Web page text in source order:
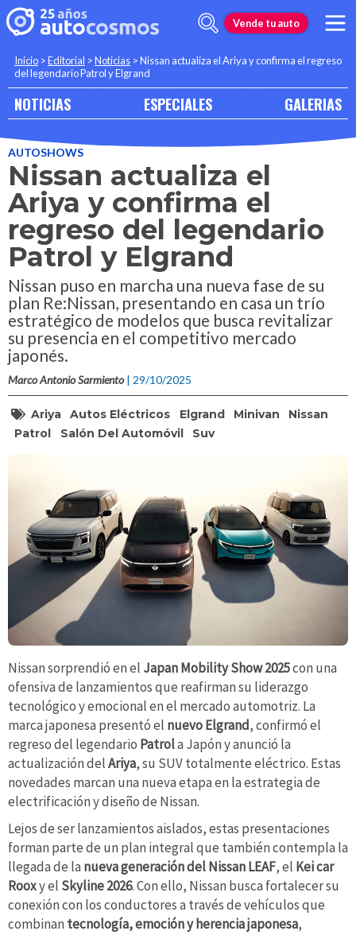
Vende tu auto
Inicio >Editorial >Noticias >Nissan actualiza el Ariya y confirma el regreso
del legendario Patrol y Elgrand
NOTICIAS ESPECIALES GALERIAS
AUTOSHOWS
Nissan actualiza el
Ariya y confirma el
regreso del legendario
Patrol y Elgrand
Nissan puso en marcha una nueva fase de su
plan Re:Nissan, presentando en casa un trío
estratégico de modelos que busca revitalizar
su presencia en el competitivo mercado
japonés.
Marco Antonio Sarmiento | 29/10/2025
Ariya Autos Eléctricos Elgrand Minivan
Nissan
Patrol
Salón Del Automóvil Suv
Nissan sorprendió en el Japan Mobility Show 2025con una
ofensiva de lanzamientos que reafirman su liderazgo
tecnológico y emocional en el mercado automotriz. La
marca japonesa presentó el nuevo Elgrand, confirmó el
regreso del legendario Patrola Japón y anunció la
actualización delAriya, su SUV totalmente eléctrico. Estas
novedades marcan una nueva etapa en la estrategia de
electrificación y diseño de Nissan.
Lejos de ser lanzamientos aislados, estas presentaciones
forman parte de un plan integral que también contempla la
llegada de la nueva generación del Nissan LEAF, el Kei car
Rooxy el Skyline 2026. Con ello, Nissan busca fortalecer su
conexión con los conductores a través de vehículos que
combinan tecnología, emoción y herencia japonesa,